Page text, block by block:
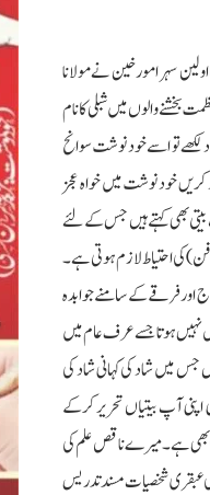
سہرا مورخین نے مولانا
والوں میں شبلی کا نام
لکھے تو اسے خود نوشت سوانح
خود نوشت میں خواہ عجز
بھی کہتے ہیں جس کے لئے
احتیاط لازم ہوتی ہے۔
اور فرقے کے سامنے جوابدہ
نہیں ہوتا جسے عرف عام میں
جس میں شاد کی کہانی شاد کی
آپ بیتیاں تحریر کرکے
ہے۔میرے ناقص علم کی
عبقری شخصیات مسند تدریس